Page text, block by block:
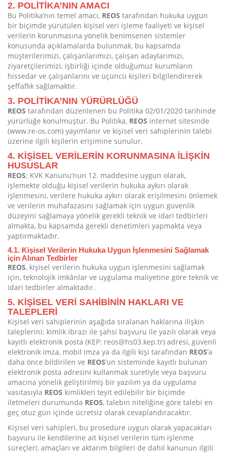
2. POLİTİKA’NIN AMACI
Bu Politika’nın temel amacı, REOS tarafından hukuka uygun
bir biçimde yürütülen kişisel veri işleme faaliyeti ve kişisel
verilerin korunmasına yönelik benimsenen sistemler
konusunda açıklamalarda bulunmak, bu kapsamda
müşterilerimizi, çalışanlarımızı, çalışan adaylarımızı,
ziyaretçilerimizi, işbirliği içinde olduğumuz kurumların
hissedar ve çalışanlarını ve üçüncü kişileri bilgilendirerek
şeffaflık sağlamaktır.
3. POLİTİKA’NIN YÜRÜRLÜĞÜ
REOS tarafından düzenlenen bu Politika 02/01/2020 tarihinde
yürürlüğe konulmuştur. Bu Politika, REOS internet sitesinde
(www.re-os.com) yayımlanır ve kişisel veri sahiplerinin talebi
üzerine ilgili kişilerin erişimine sunulur.
4. KİŞİSEL VERİLERİN KORUNMASINA İLİŞKİN
HUSUSLAR
REOS; KVK Kanunu’nun 12. maddesine uygun olarak,
işlemekte olduğu kişisel verilerin hukuka aykırı olarak
işlenmesini, verilere hukuka aykırı olarak erişilmesini önlemek
ve verilerin muhafazasını sağlamak için uygun güvenlik
düzeyini sağlamaya yönelik gerekli teknik ve idari tedbirleri
almakta, bu kapsamda gerekli denetimleri yapmakta veya
yaptırmaktadır.
4.1. Kişisel Verilerin Hukuka Uygun İşlenmesini Sağlamak
için Alınan Tedbirler
REOS, kişisel verilerin hukuka uygun işlenmesini sağlamak
için, teknolojik imkânlar ve uygulama maliyetine göre teknik ve
idari tedbirler almaktadır.
5. KİŞİSEL VERİ SAHİBİNİN HAKLARI VE
TALEPLERİ
Kişisel veri sahiplerinin aşağıda sıralanan haklarına ilişkin
taleplerini; kimlik ibrazı ile şahsi başvuru ile yazılı olarak veya
kayıtlı elektronik posta (KEP: reos@hs03.kep.tr) adresi, güvenli
elektronik imza, mobil imza ya da ilgili kişi tarafından REOS’a
daha önce bildirilen ve REOS’un sisteminde kayıtlı bulunan
elektronik posta adresini kullanmak suretiyle veya başvuru
amacına yönelik geliştirilmiş bir yazılım ya da uygulama
vasıtasıyla REOS kimlikleri teyit edilebilir bir biçimde
iletmeleri durumunda REOS, talebin niteliğine göre talebi en
geç otuz gün içinde ücretsiz olarak cevaplandıracaktır.
Kişisel veri sahipleri, bu prosedüre uygun olarak yapacakları
başvuru ile kendilerine ait kişisel verilerin tüm işlenme
süreçleri, amaçları ve aktarım bilgileri de dahil kanunun ilgili